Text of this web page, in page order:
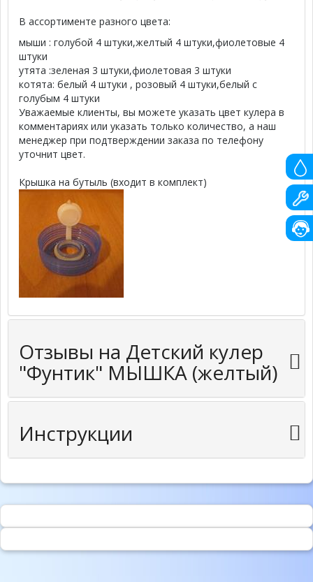
В ассортименте разного цвета:
мыши : голубой 4 штуки,желтый 4 штуки,фиолетовые 4
штуки
утята :зеленая 3 штуки,фиолетовая 3 штуки
котята: белый 4 штуки , розовый 4 штуки,белый с
голубым 4 штуки
Уважаемые клиенты, вы можете указать цвет кулера в
комментариях или указать только количество, а наш
менеджер при подтверждении заказа по телефону
уточнит цвет.
Крышка на бутыль (входит в комплект)
Отзывы на Детский кулер
"Фунтик" МЫШКА (желтый)
Инструкции